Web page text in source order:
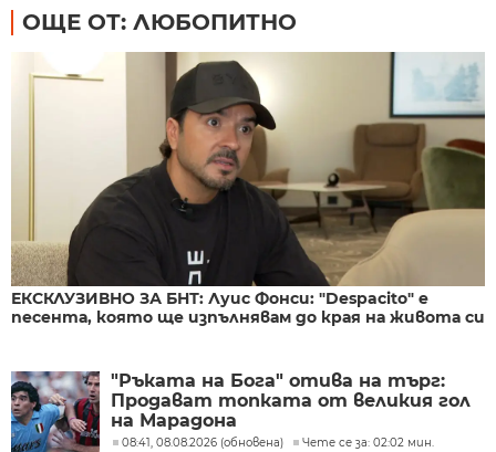
ОЩЕ ОТ: ЛЮБОПИТНО
ЕКСКЛУЗИВНО ЗА БНТ: Луис Фонси: "Despacito" е
песента, която ще изпълнявам до края на живота си
"Ръката на Бога" отива на търг:
Продават топката от великия гол
на Марадона
08:41, 08.08.2026 (обновена) Чете се за: 02:02 мин.